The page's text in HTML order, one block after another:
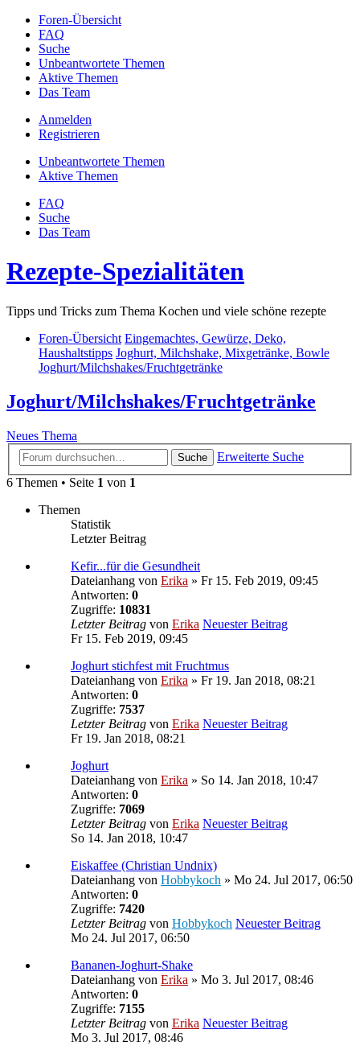
Foren-Übersicht
FAQ
Suche
Unbeantwortete Themen
Aktive Themen
Das Team
Anmelden
Registrieren
Unbeantwortete Themen
Aktive Themen
FAQ
Suche
Das Team
Rezepte-Spezialitäten
Tipps und Tricks zum Thema Kochen und viele schöne rezepte
Foren-Übersicht Eingemachtes, Gewürze, Deko,
Haushaltstipps Joghurt, Milchshake, Mixgetränke, Bowle
Joghurt/Milchshakes/Fruchtgetränke
Joghurt/Milchshakes/Fruchtgetränke
Neues Thema
Suche
Erweiterte Suche
6 Themen • Seite 1 von 1
Themen
Statistik
Letzter Beitrag
Kefir...für die Gesundheit
Dateianhang von Erika » Fr 15. Feb 2019, 09:45
Antworten: 0
Zugriffe: 10831
Letzter Beitrag von Erika Neuester Beitrag
Fr 15. Feb 2019, 09:45
Joghurt stichfest mit Fruchtmus
Dateianhang von Erika » Fr 19. Jan 2018, 08:21
Antworten: 0
Zugriffe: 7537
Letzter Beitrag von Erika Neuester Beitrag
Fr 19. Jan 2018, 08:21
Joghurt
Dateianhang von Erika » So 14. Jan 2018, 10:47
Antworten: 0
Zugriffe: 7069
Letzter Beitrag von Erika Neuester Beitrag
So 14. Jan 2018, 10:47
Eiskaffee (Christian Undnix)
Dateianhang von Hobbykoch » Mo 24. Jul 2017, 06:50
Antworten: 0
Zugriffe: 7420
Letzter Beitrag von Hobbykoch Neuester Beitrag
Mo 24. Jul 2017, 06:50
Bananen-Joghurt-Shake
Dateianhang von Erika » Mo 3. Jul 2017, 08:46
Antworten: 0
Zugriffe: 7155
Letzter Beitrag von Erika Neuester Beitrag
Mo 3. Jul 2017, 08:46